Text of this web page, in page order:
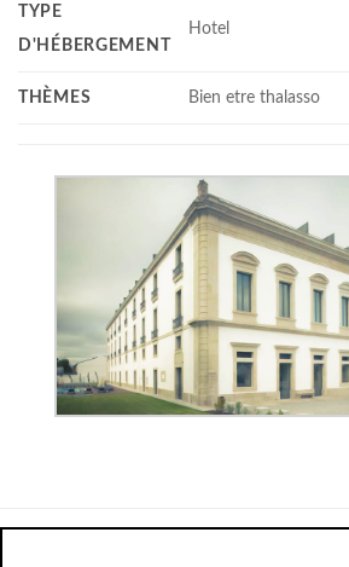
TYPE
D'HÉBERGEMENT
Hotel
THÈMES Bien etre thalasso